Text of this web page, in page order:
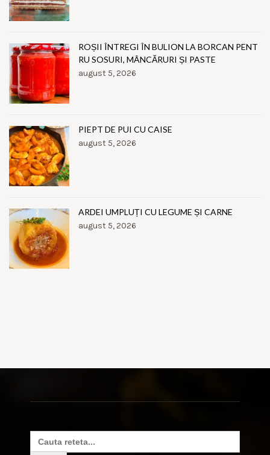
ROȘII ÎNTREGI ÎN BULION LA BORCAN PENT
RU SOSURI, MÂNCĂRURI ȘI PASTE
august 5, 2026
PIEPT DE PUI CU CAISE
august 5, 2026
ARDEI UMPLUȚI CU LEGUME ȘI CARNE
august 5, 2026
Search
for: